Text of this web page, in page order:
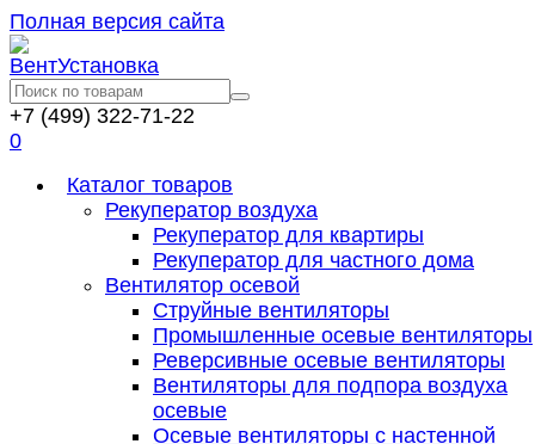
Полная версия сайта
+7 (499) 322-71-22
0
Каталог товаров
Рекуператор воздуха
Рекуператор для квартиры
Рекуператор для частного дома
Вентилятор осевой
Струйные вентиляторы
Промышленные осевые вентиляторы
Реверсивные осевые вентиляторы
Вентиляторы для подпора воздуха
осевые
Осевые вентиляторы с настенной